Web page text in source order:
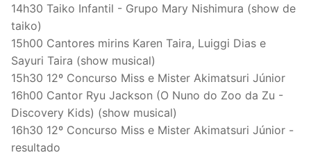
14h30 Taiko Infantil - Grupo Mary Nishimura (show de
taiko)
15h00 Cantores mirins Karen Taira, Luiggi Dias e
Sayuri Taira (show musical)
15h30 12º Concurso Miss e Mister Akimatsuri Júnior
16h00 Cantor Ryu Jackson (O Nuno do Zoo da Zu -
Discovery Kids) (show musical)
16h30 12º Concurso Miss e Mister Akimatsuri Júnior -
resultado